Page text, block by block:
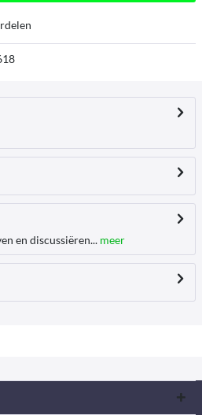
en discussiëren... meer